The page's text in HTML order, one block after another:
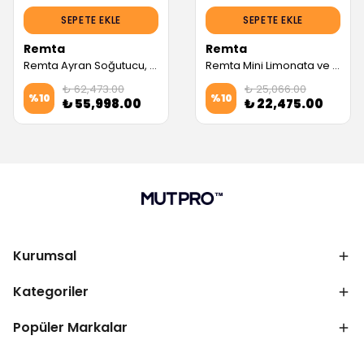
SEPETE EKLE
Remta
Remta Ayran Soğutucu, 3 Hazneli, Gri (Servis Garantili)
%10
₺ 62,473.00
₺ 55,998.00
SEPETE EKLE
Remta
Remta Mini Limonata ve Ayran Soğutucu, 7 L, Gri (Servis Garantili)
%10
₺ 25,066.00
₺ 22,475.00
Kurumsal
Kategoriler
Popüler Markalar